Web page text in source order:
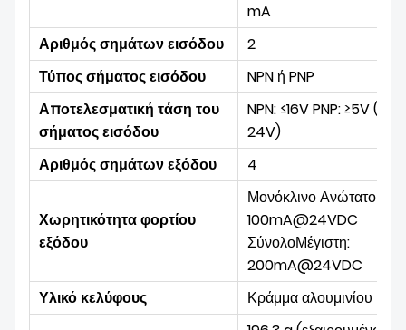
mA
Αριθμός σημάτων εισόδου
2
Τύπος σήματος εισόδου
NPN ή PNP
Αποτελεσματική τάση του
σήματος εισόδου
NPN: ≤16V PNP: ≥5V
24V)
Αριθμός σημάτων εξόδου
4
Χωρητικότητα φορτίου
εξόδου
Μονόκλινο Ανώτατο
100mA@24VDC
ΣύνολοΜέγιστη:
200mA@24VDC
Υλικό κελύφους
Κράμμα αλουμινίου